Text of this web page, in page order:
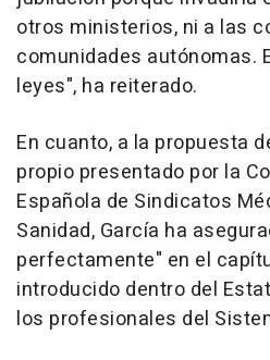
otros ministerios, ni a las
comunidades autónomas.
leyes", ha reiterado.
En cuanto, a la propuesta
propio presentado por la
Española de Sindicatos
Sanidad, García ha
perfectamente" en el
introducido dentro del
los profesionales del